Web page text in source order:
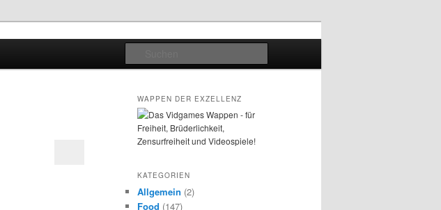
WAPPEN DER EXZELLENZ
KATEGORIEN
Allgemein (2)
Food (147)